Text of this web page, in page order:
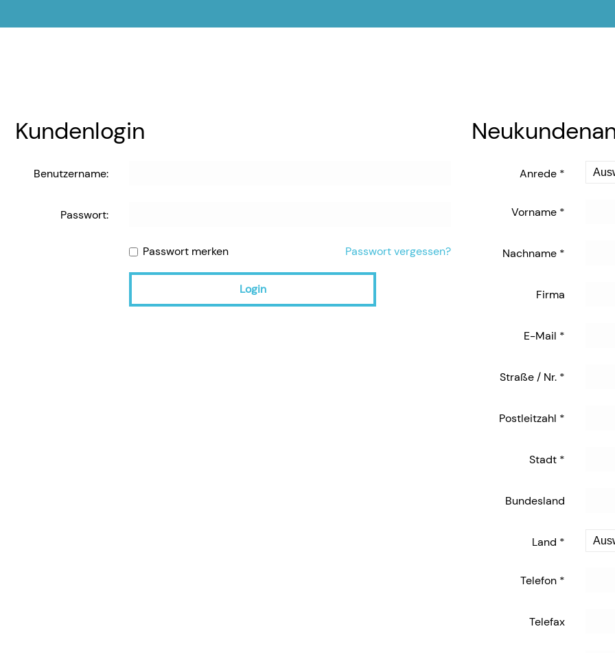
Kundenlogin
Benutzername:
Passwort:
Passwort merken Passwort vergessen?
Anrede *
Vorname *
Nachname *
Firma
E-Mail *
Straße / Nr. *
Postleitzahl *
Stadt *
Bundesland
Land *
Telefon *
Telefax